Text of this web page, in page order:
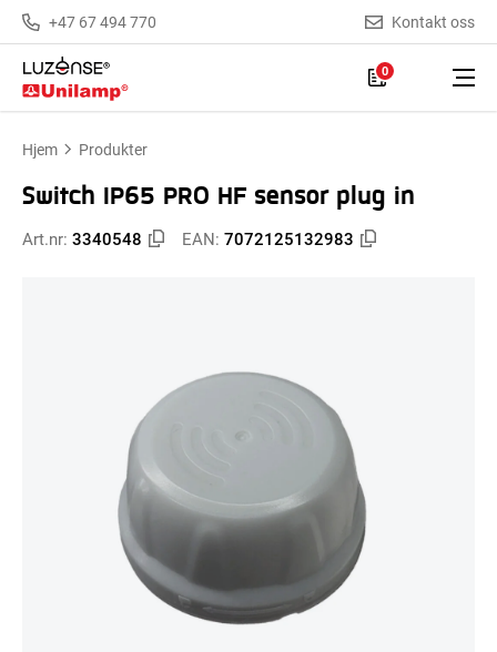
+47 67 494 770 Kontakt oss
0
Hjem Produkter
Switch IP65 PRO HF sensor plug in
Art.nr: 3340548 EAN: 7072125132983